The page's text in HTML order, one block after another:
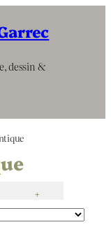
dessin &
+